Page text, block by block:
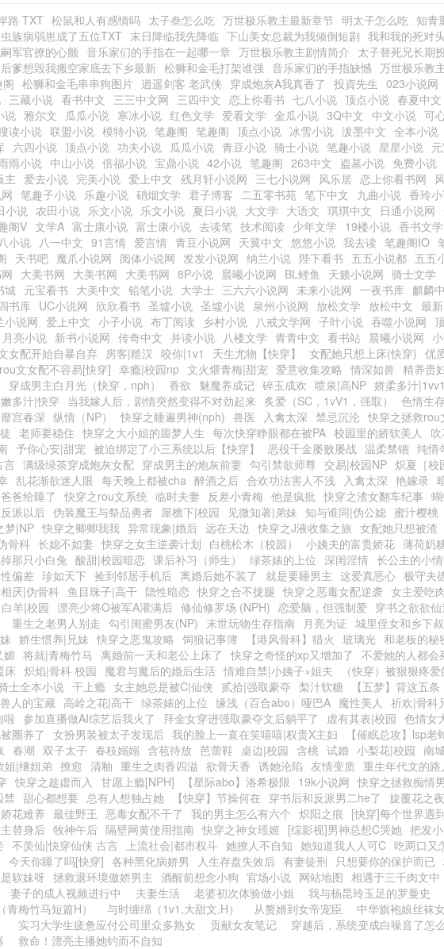
路 TXT 松鼠和人有感情吗 太子叁怎么吃 万世极乐教主最新章节 明太子怎么吃 知青
虫族病弱崽成了五位TXT 末日降临我先降临 下山美女总裁为我倾倒短剧 我和我的死对
军官撩的心颤 音乐家们的手指在一起哪一章 万世极乐教主剧情简介 太子替死兄长期
后爹想毁我搬空家底去下乡最新 松狮和金毛打架谁强 音乐家们的手指缺憾 万世极乐教
松狮和金毛串串狗图片 逍遥剑客 老武侠 穿成炮灰A我真香了 投資先生 023小说网
三藏小说 看书中文 三三中文网 三四中文 恋上你看书 七八小说 顶点小说 春夏中文
说 雅尔文 瓜瓜小说 寒冰小说 红色文学 爱看文学 金瓜小说 3Q中文 中文小说 可
读小说 联盟小说 模特小说 笔趣阁 笔趣阁 顶点小说 冰雪小说 泼墨中文 全本小说
六四小说 顶点小说 功夫小说 瓜瓜小说 青豆小说 骑士小说 笔趣小说 星星小说
雨小说 中山小说 倍福小说 宝鼎小说 42小说 笔趣阁 263中文 盗墓小说 免费小说
主 爱去小说 完美小说 爱上中文 残月轩小说网 三七小说网 风乐居 恋上你看书网
笔趣子小说 乐趣小说 硝烟文学 君子博客 二五零书苑 笔下中文 九曲小说 香玲
小说 农田小说 乐文小说 乐文小说 夏日小说 大文学 大语文 琪琪中文 日通小说网
阁V 文学A 富士康小说 富士康小说 去读笔 技术阅读 少年文学 19楼小说 香书文学
小说 八一中文 91言情 爱言情 青豆小说网 天翼中文 悠悠小说 我去读 笔趣阁IO
天书吧 魔爪小说网 阅体小说网 发发小说网 纳兰小说 陛下看书 五五小说都 五五
大美书网 大美书网 大美书网 8P小说 晨曦小说网 BL鲤鱼 天籁小说网 骑士文学
城 元宝看书 大美中文 铅笔小说 大学士 三六六小说网 未来小说网 一夜书库 麒麟
书库 UC小说网 欣欣看书 圣墟小说 圣墟小说 泉州小说网 放松文学 放松中文 最
小说网 爱上中文 小子小说 布丁阅读 乡村小说 八戒文学网 子叶小说 吞噬小说网
月亮小说 新书小说网 传奇中文 并读小说 八楼文学 青青中文 看书站 晨曦小说网
女配开始自暴自弃 房客|糙汉 咬你|1v1 天生尤物【快穿】 女配她只想上床(快穿) 优
rou文女配不容易[快穿] 幸瘾|校园np 文火煨青梅|甜宠 爱意收集攻略 情深如兽 精养贵
穿成男主白月光（快穿，nph） 香欲 魅魔养成记 碎玉成欢 喷泉|高NP 娇柔多汁|1vv1
多汁|快穿 当我嫁人后，剧情突然变得不对劲起来 炙爱（SC，1vV1，强取） 色情生
宫春深 纵情（NP） 快穿之睡遍男神(nph) 兽医 入禽太深 禁忌沉沦 快穿之拯救rou
老师要稳住 快穿之大小姐的噩梦人生 每次快穿睁眼都在被PA 校园里的娇软美人
予你心安|甜宠 被迫绑定了小三系统以后【快穿】 恶役千金屡败屡战 温柔禁锢 纯情
言 满级绿茶穿成炮灰女配 穿成男主的炮灰前妻 勾引禁欲师尊 交易|校园NP 炽夏［校
乱花渐欲迷人眼 每天晚上都被cha 醉酒之后 合欢功法害人不浅 入禽太深 艳嫁录
爸给睡了 快穿之rou文系统 临时夫妻 反差小青梅 他是疯批 快穿之渣女翻车纪事
派以后 伪装魔王与祭品勇者 屋檐下|校园 见微知著|弟妹 知与谁同|伪公媳 蜜汁樱桃
梦|NP 快穿之卿卿我我 异常现象|婚后 远在天边 快穿之J液收集之旅 女配她只想被渣
骨科 长媳不如妻 快穿之女主逆袭计划 白桃松木（校园） 小姨夫的富贵娇花 薄荷奶
掉那只小白兔 酸甜|校园暗恋 课后补习（师生） 绿茶婊的上位 深闺淫情 长公主的小
偏差 珍如天下 捡到邻居手机后 离婚后她不装了 就是要睡男主 这爱真恶心 极守夫
厌|伪骨科 鱼目珠子|高干 隐性暗恋 快穿之合不拢腿 快穿之恶毒女配逆袭 女主爱吃
白羊|校园 漂亮少将O被军A灌满后 修仙修罗场 (NPH) 恋爱脑，但强制爱 穿书之欲欲仙
重生之老男人别走 勾引闺蜜男友(NP) 末世玩物生存指南 月亮为证 城里侄女和乡下
娇生惯养|兄妹 快穿之恶鬼攻略 饲狼记事簿 【港风骨科】猎火 玻璃光 和老板的秘
媚 将就|青梅竹马 离婚前一天和老公上床了 快穿之奇怪的xp又增加了 不爱她的人都会
床 炽焰|骨科 校园 魔君与魔后的婚后生活 情难自禁|小姨子×姐夫 （快穿）被狠狠疼
士全本小说 干上瘾 女主她总是被C|仙侠 贰拾|强取豪夺 梨汁软糖 【五梦】背这五
兽人的宝藏 高岭之花|高干 绿茶婊的上位 缘浅（百合abo）哑巴A 魔性美人 祈欢|骨科
啦 参加直播做AI综艺后我火了 拜金女穿进强取豪夺文后躺平了 虚有其表|校园 色情女
圈养了 女扮男装被太子发现后 我的脸上一直在笑嘻嘻|权贵X主妇 【催眠总攻】lsp老
春潮 双子太子 春枝嫋嫋 含苞待放 芭蕾鞋 桌边|校园 含桃 试婚 小梨花|校园 南
姐|继姐弟 撩愈 清釉 重生之肉香四溢 欲骨天香 诱她沦陷 友情变质 重生年代文的路
快穿之趁虚而入 甘愿上瘾[NPH] 【星际abo】洛希极限 19k小说网 快穿之拯救痴情
禁 甜心都想要 总有人想独占她 【快穿】节操何在 穿书后和反派男二he了 旋覆花之夜
花难养 最佳野王 恶毒女配不干了 我的男主怎么有六个 炽阳之痕 [快穿]每个世界遇
替身后 牧神午后 隔壁网黄使用指南 快穿之神女瑶姬 [综影视]男神总想C哭她 把发
不羡仙|快穿仙侠 古言 上流社会|都市权斗 她撩人不自知 她知道我人人可C 吃两口又
今天你睡了吗[快穿] 各种黑化病娇男 人生存盘失效后 有妻徒刑 只想要你的保护而已
软妹呀 拯救退环境傲娇男主 酒醒前想念小狗 官场小说 网站地图 相遇于三千肉文中
妻子的成人视频进行中 夫妻生活 老婆初次体验做小姐 我与杨昆玲玉足的罗曼史
青梅竹马短篇H） 与时缠绵（1v1,大甜文,H） 从赘婿到女帝宠臣 中华旗袍娘丝袜
实习大学生疲惫应付公司里众多熟女 贡献女友笔记 穿越后，系统变成白噪音了怎
救命！漂亮主播她钓而不自知